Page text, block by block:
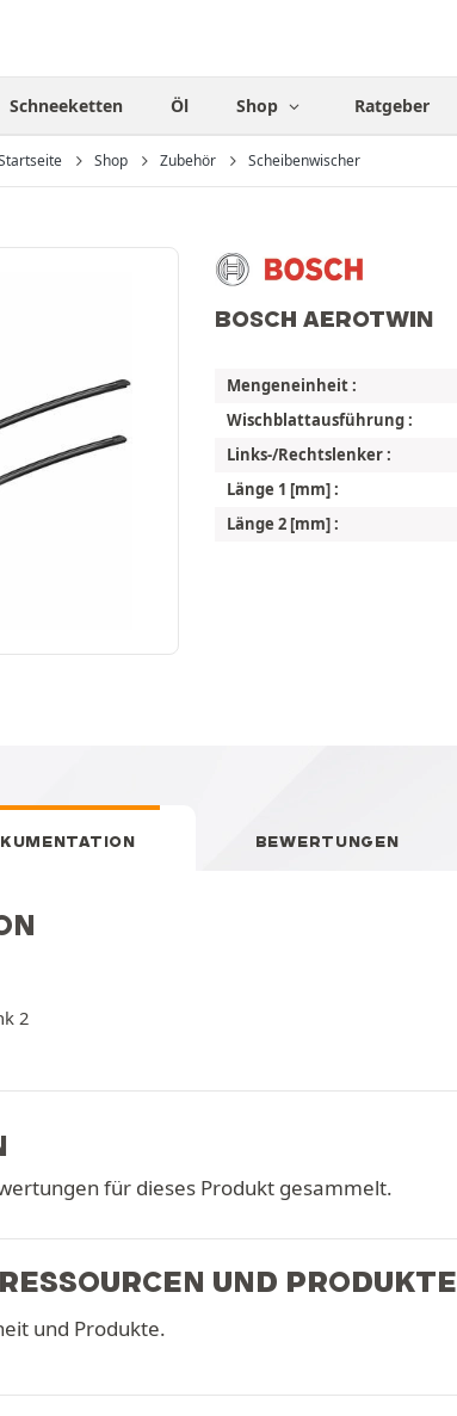
Schneeketten Öl Shop Ratgeber
Shop Zubehör Scheibenwischer
BOSCH AEROTWIN
Mengeneinheit :
Wischblattausführung :
Links-/Rechtslenker :
Länge 1 [mm] :
Länge 2 [mm] :
BEWERTUNGEN
2
für dieses Produkt gesammelt.
UND PRODUKTE
und Produkte.